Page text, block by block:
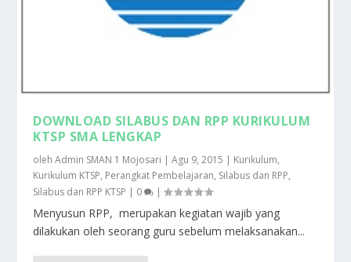
DOWNLOAD SILABUS DAN RPP KURIKULUM
KTSP SMA LENGKAP
olehAdmin SMAN 1 Mojosari |Agu 9, 2015 | Kurikulum,
Kurikulum KTSP, Perangkat Pembelajaran, Silabus dan RPP,
Silabus dan RPP KTSP | 0 |
Menyusun RPP, merupakan kegiatan wajib yang
dilakukan oleh seorang guru sebelum melaksanakan...